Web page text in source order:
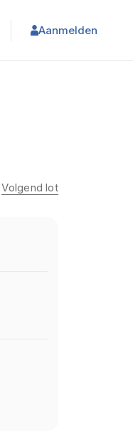
Aanmelden
Volgend lot